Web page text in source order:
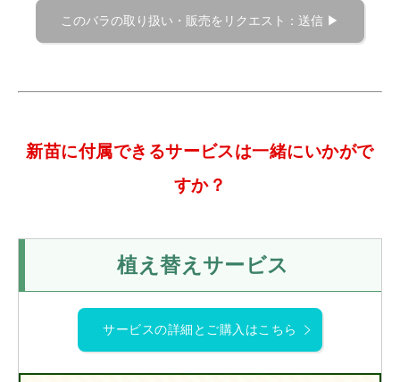
新苗に付属できるサービスは一緒にいかがで
すか？
植え替えサービス
サービスの詳細とご購入はこちら